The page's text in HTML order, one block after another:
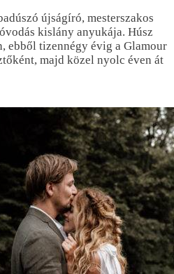
újságíró, mesterszakos
kislány anyukája. Húsz
ebből tizennégy évig a Glamour
majd közel nyolc éven át